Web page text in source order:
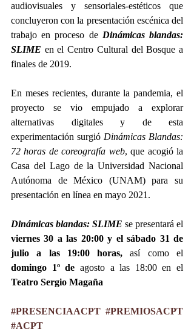
audiovisuales y sensoriales-estéticos que
concluyeron con la presentación escénica del
trabajo en proceso de Dinámicas blandas:
SLIME en el Centro Cultural del Bosque a
finales de 2019.
En meses recientes, durante la pandemia, el
proyecto se vio empujado a explorar
alternativas digitales y de esta
experimentación surgió Dinámicas Blandas:
72 horas de coreografía web, que acogió la
Casa del Lago de la Universidad Nacional
Autónoma de México (UNAM) para su
presentación en línea en mayo 2021.
Dinámicas blandas: SLIME
viernes 30 a las 20:00 y el sábado 31 de
julio a las 19:00 horas, así como el
domingo 1º de
Teatro Sergio Magaña
#PRESENCIAACPT #PREMIOSACPT
#ACPT